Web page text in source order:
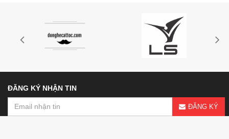
ĐĂNG KÝ NHẬN TIN
ĐĂNG KÝ